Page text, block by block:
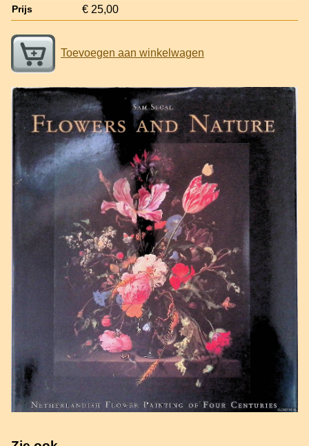
Prijs € 25,00
Toevoegen aan winkelwagen